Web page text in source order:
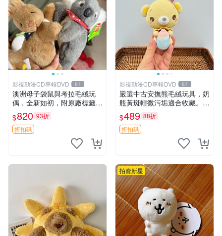
影視動漫CD專輯DVD 57
澳洲母子袋鼠與考拉毛絨玩
偶，全新如初，附原廠標籤，
手感極軟，適合贈送親朋好
友。袋鼠與考拉正版，精緻尺
寸，適合作為收藏或家飾擺
設，增添暖意。 母子、袋
$820 93折
折扣碼
影視動漫CD專輯DVD 57
嚴選中古安撫熊毛絨玩具，奶
瓶黃斑輕微污垢適合收藏。默
認兩日發貨，全國快遞隨機派
送。 成色如圖可放心購買，
輕微瑕疵和臟污不影響使用。
安撫熊 中古玩偶 毛
$489 88折
折扣碼
拍賣新星